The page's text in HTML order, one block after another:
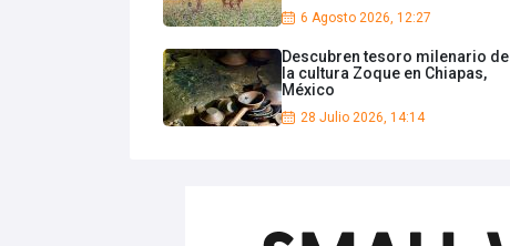
6 Agosto 2026, 12:27
Descubren tesoro milenario de
la cultura Zoque en Chiapas,
México
28 Julio 2026, 14:14